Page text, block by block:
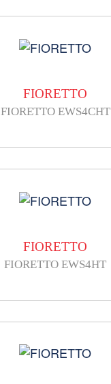
FIORETTO
FIORETTO EWS4CHT
FIORETTO
FIORETTO EWS4HT